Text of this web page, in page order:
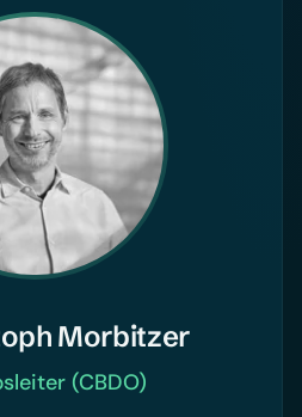
Morbitzer
(CBDO)